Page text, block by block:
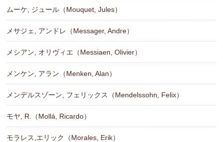
ムーケ, ジュール（Mouquet, Jules）
メサジェ, アンドレ（Messager, Andre）
メシアン, オリヴィエ（Messiaen, Olivier）
メンケン, アラン（Menken, Alan）
メンデルスゾーン, フェリックス（Mendelssohn, Felix）
モヤ, R.（Mollá, Ricardo）
モラレス,エリック（Morales, Erik）